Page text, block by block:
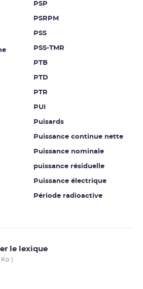
PSP
PSRPM
PSS
PSS-TMR
PTB
PTD
PTR
PUI
Puisards
Puissance continue nette
Puissance nominale
puissance résiduelle
Puissance électrique
Période radioactive
le lexique
Ko )